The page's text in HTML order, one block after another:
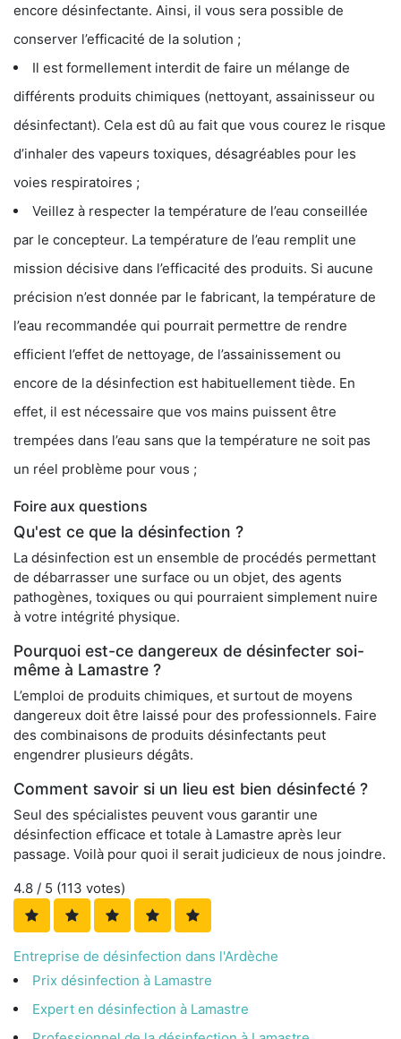
encore désinfectante. Ainsi, il vous sera possible de
conserver l’efficacité de la solution ;
Il est formellement interdit de faire un mélange de
différents produits chimiques (nettoyant, assainisseur ou
désinfectant). Cela est dû au fait que vous courez le risque
d’inhaler des vapeurs toxiques, désagréables pour les
voies respiratoires ;
Veillez à respecter la température de l’eau conseillée
par le concepteur. La température de l’eau remplit une
mission décisive dans l’efficacité des produits. Si aucune
précision n’est donnée par le fabricant, la température de
l’eau recommandée qui pourrait permettre de rendre
efficient l’effet de nettoyage, de l’assainissement ou
encore de la désinfection est habituellement tiède. En
effet, il est nécessaire que vos mains puissent être
trempées dans l’eau sans que la température ne soit pas
un réel problème pour vous ;
Foire aux questions
Qu'est ce que la désinfection ?
La désinfection est un ensemble de procédés permettant
de débarrasser une surface ou un objet, des agents
pathogènes, toxiques ou qui pourraient simplement nuire
à votre intégrité physique.
Pourquoi est-ce dangereux de désinfecter soi-
même à Lamastre ?
L’emploi de produits chimiques, et surtout de moyens
dangereux doit être laissé pour des professionnels. Faire
des combinaisons de produits désinfectants peut
engendrer plusieurs dégâts.
Comment savoir si un lieu est bien désinfecté ?
Seul des spécialistes peuvent vous garantir une
désinfection efficace et totale à Lamastre après leur
passage. Voilà pour quoi il serait judicieux de nous joindre.
4.8 / 5 (113 votes)
Entreprise de désinfection dans l'Ardèche
Prix désinfection à Lamastre
Expert en désinfection à Lamastre